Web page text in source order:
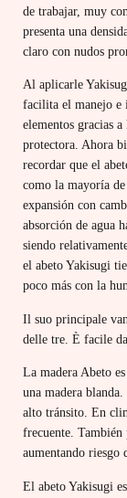
de trabajar, muy
presenta una
claro con nudos
Al aplicarle
facilita el manejo e
elementos gracias
protectora. Ahora
recordar que el
como la mayoría
expansión con
absorción de agua
siendo
el abeto Yakisugi
poco más con la
Il suo principale
delle tre. È facile
La madera Abeto
una madera
alto tránsito. En
frecuente. También
aumentando riesgo
El abeto Yakisugi